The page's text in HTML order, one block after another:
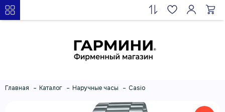
Главная Каталог Наручные часы Casio